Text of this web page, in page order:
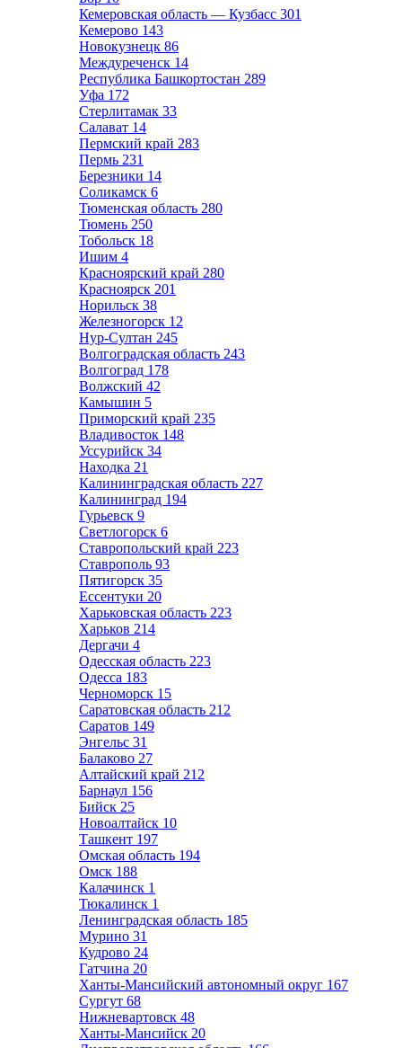
Кемеровская область — Кузбасс 301
Кемерово 143
Новокузнецк 86
Междуреченск 14
Республика Башкортостан 289
Уфа 172
Стерлитамак 33
Салават 14
Пермский край 283
Пермь 231
Березники 14
Соликамск 6
Тюменская область 280
Тюмень 250
Тобольск 18
Ишим 4
Красноярский край 280
Красноярск 201
Норильск 38
Железногорск 12
Нур-Султан 245
Волгоградская область 243
Волгоград 178
Волжский 42
Камышин 5
Приморский край 235
Владивосток 148
Уссурийск 34
Находка 21
Калининградская область 227
Калининград 194
Гурьевск 9
Светлогорск 6
Ставропольский край 223
Ставрополь 93
Пятигорск 35
Ессентуки 20
Харьковская область 223
Харьков 214
Дергачи 4
Одесская область 223
Одесса 183
Черноморск 15
Саратовская область 212
Саратов 149
Энгельс 31
Балаково 27
Алтайский край 212
Барнаул 156
Бийск 25
Новоалтайск 10
Ташкент 197
Омская область 194
Омск 188
Калачинск 1
Тюкалинск 1
Ленинградская область 185
Мурино 31
Кудрово 24
Гатчина 20
Ханты-Мансийский автономный округ 167
Сургут 68
Нижневартовск 48
Ханты-Мансийск 20